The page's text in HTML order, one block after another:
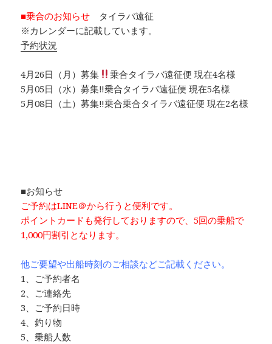
■乗合のお知らせ タイラバ遠征
※カレンダーに記載しています。
予約状況
4月26日（月）募集
乗合タイラバ遠征便 現在4名様
5月05日（水）募集‼︎乗合タイラバ遠征便 現在5名様
5月08日（土）募集‼︎乗合乗合タイラバ遠征便 現在2名様
■お知らせ
ご予約はLINE＠から行うと便利です。
ポイントカードも発行しておりますので、5回の乗船で
1,000円割引と なります。
他ご要望や出船時刻のご相談などご記載ください。
1、ご予約者名
2、ご連絡先
3、ご予約日時
4、釣り物
5、乗船人数